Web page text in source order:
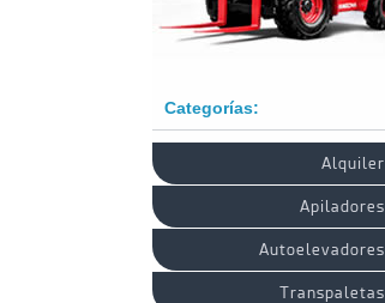
Categorías:
Alquiler
Apiladores
Autoelevadores
Transpaletas